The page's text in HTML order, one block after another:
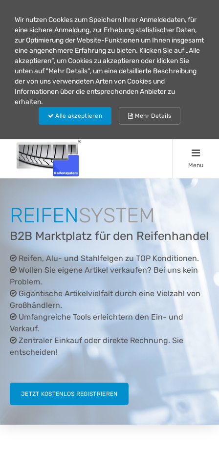
Wir nutzen Cookies zum Speichern Ihrer Anmeldedaten, für
eine sichere Anmeldung, zur Erhebung statistischer Daten,
zur Optimierung der Website-Funktionen um Ihnen insgesamt
eine angenehmere Erfahrung zu bieten. Klicken Sie auf „Alle
akzeptieren“, um Cookies zu akzeptieren oder klicken Sie
unten auf "Mehr Details“, um eine detaillierte Beschreibung
der von uns verwendeten Arten von Cookies und
Informationen über die entsprechenden Anbieter zu
erhalten.
Alle akzeptieren Mehr Details
Menu
REIFENSYSTEM
B2B Marktplatz für den Reifenhandel
Reifen, Alu- und Stahlfelgen zu TOP Konditionen.
Wollen Sie eigene Artikel verkaufen? Bei uns kein
Problem.
Gigantische Artikelvielfalt durch eine Vielzahl von
Großhändlern.
Umfangreiche Tools erleichtern den Ein- und
Verkauf.
Zentraler Einkauf oder direkte Rechnung. Sie
entscheiden!
JETZT KOSTENLOS REGISTRIEREN